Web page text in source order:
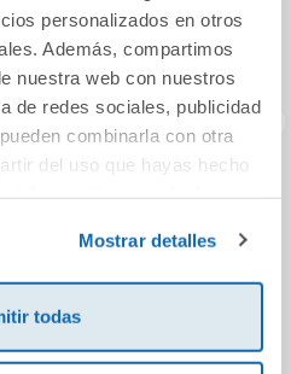
personalizados en otros
Además, compartimos
nuestra web con nuestros
de redes sociales, publicidad
combinarla con otra
del uso que hayas hecho
Mostrar detalles
todas
PRIMARIA
45,59€